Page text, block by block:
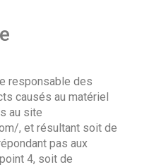
responsable des
causés au matériel
au site
, et résultant soit de
pas aux
4, soit de